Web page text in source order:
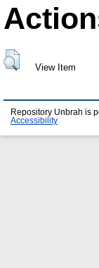
View Item
Repository Unbrah is
Accessibility